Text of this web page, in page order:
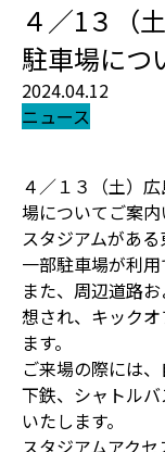
４／1３（
駐車場につ
2024.04.12
ニュース
４／１３（土）
場についてご案内
スタジアムがある
一部駐車場が利用
また、周辺道路
想され、キック
ます。
ご来場の際には
下鉄、シャトル
いたします。
スタジアムアクセ